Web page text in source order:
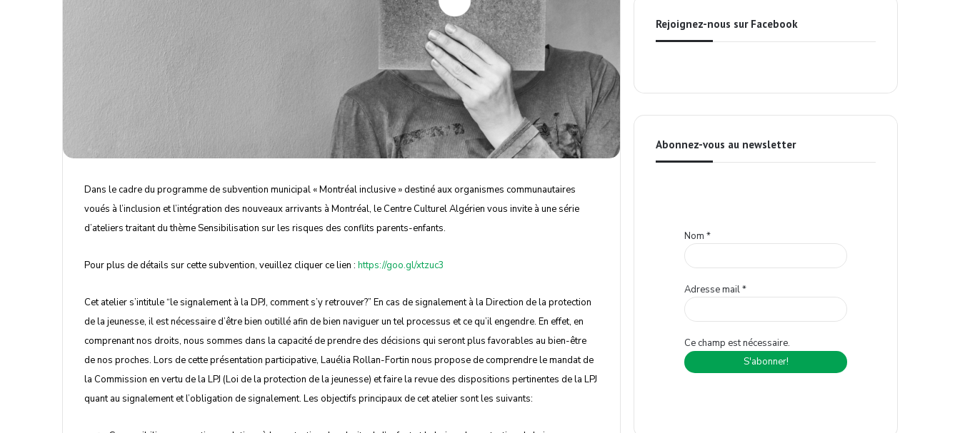
Dans le cadre du programme de subvention municipal « Montréal inclusive » destiné aux organismes communautaires
voués à l’inclusion et l’intégration des nouveaux arrivants à Montréal, le Centre Culturel Algérien vous invite à une série
d’ateliers traitant du thème Sensibilisation sur les risques des conflits parents-enfants.
Pour plus de détails sur cette subvention, veuillez cliquer ce lien : ​ https://goo.gl/xtzuc3
Cet atelier s’intitule “le signalement à la DPJ, comment s’y retrouver?” En cas de signalement à la Direction de la protection
de la jeunesse, il est nécessaire d’être bien outillé afin de bien naviguer un tel processus et ce qu’il engendre. En effet, en
comprenant nos droits, nous sommes dans la capacité de prendre des décisions qui seront plus favorables au bien-être
de nos proches. Lors de cette présentation participative, Lauélia Rollan-Fortin nous propose de comprendre le mandat de
la Commission en vertu de la LPJ (Loi de la protection de la jeunesse) et faire la revue des dispositions pertinentes de la LPJ
quant au signalement et l’obligation de signalement. Les objectifs principaux de cet atelier sont les suivants:
Rejoignez-nous sur Facebook
Abonnez-vous au newsletter
Nom*
Adresse mail*
Ce champ est nécessaire.